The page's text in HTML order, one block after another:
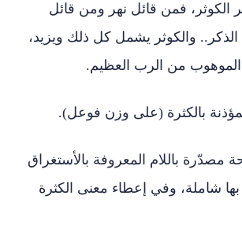
الكوثر، فمن قائل نهر ومن قائل
الذكر.. والكوثر يشمل كل ذلك ويزيد،
الموهوب من الرب العظيم.
بالكثرة (على وزن فوعل).
مصدّرة باللام المعروفة بالأستغراق
شاملة، وفي إعطاء معنى الكثرة